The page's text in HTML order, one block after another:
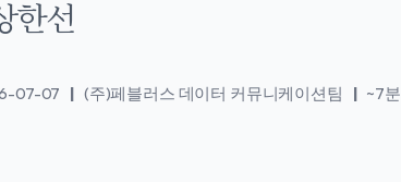
한선
07-07 | (주)페블러스 데이터 커뮤니케이션팀 | ~7분